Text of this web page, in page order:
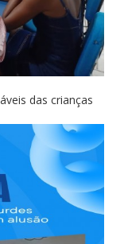
das crianças